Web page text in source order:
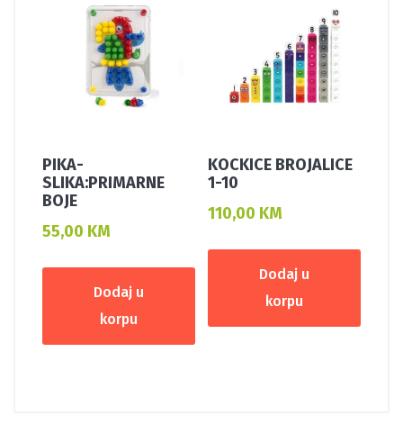
PIKA-
SLIKA:PRIMARNE
BOJE
55,00 KM
Dodaj u
korpu
KOCKICE BROJALICE
1-10
110,00 KM
Dodaj u
korpu